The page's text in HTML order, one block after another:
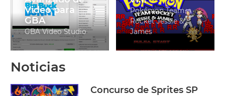
Video para
GBA
GBA Video Studio
Pokémon Team
Rocket Jessie &
James
Noticias
Concurso de Sprites SP